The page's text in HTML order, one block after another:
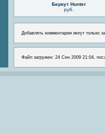
Беркут Hunter
руб.
Добавлять комментарии могут только
Файл загружен: 24 Сен 2009 21:04,